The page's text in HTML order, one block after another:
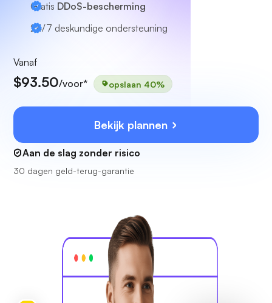
Gratis DDoS-bescherming
24/7 deskundige ondersteuning
Vanaf
$93.50/voor* opslaan 40%
Bekijk plannen
Aan de slag zonder risico
30 dagen geld-terug-garantie